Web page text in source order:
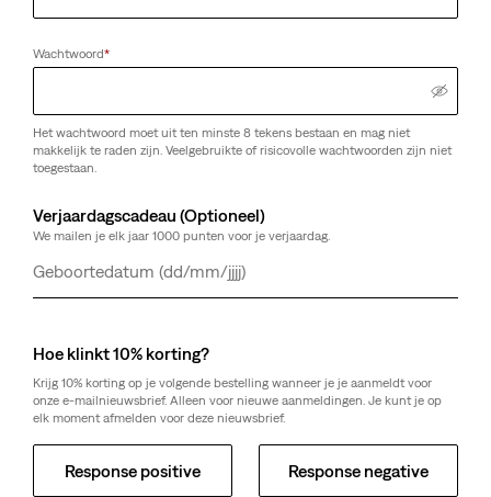
Wachtwoord*
Het wachtwoord moet uit ten minste 8 tekens bestaan en mag niet
makkelijk te raden zijn. Veelgebruikte of risicovolle wachtwoorden zijn niet
toegestaan.
Verjaardagscadeau (Optioneel)
We mailen je elk jaar 1000 punten voor je verjaardag.
Dag
Maand
Jaar
Hoe klinkt 10% korting?
Krijg 10% korting op je volgende bestelling wanneer je je aanmeldt voor
onze e-mailnieuwsbrief. Alleen voor nieuwe aanmeldingen. Je kunt je op
elk moment afmelden voor deze nieuwsbrief.
Response positive Response negative